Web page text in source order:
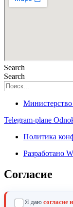
Search
Search
Telegram-plane
Политика
Разработано
Согласие
Я даю согласие